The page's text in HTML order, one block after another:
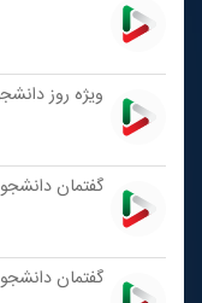
ویژه روز
گفتمان
گفتمان